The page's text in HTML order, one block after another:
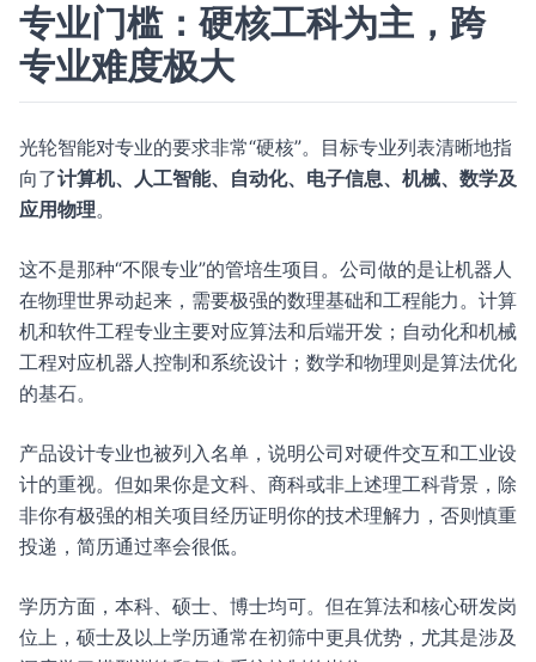
专业门槛：硬核工科为主，跨
专业难度极大
光轮智能对专业的要求非常“硬核”。目标专业列表清晰地指
向了计算机、人工智能、自动化、电子信息、机械、数学及
应用物理。
这不是那种“不限专业”的管培生项目。公司做的是让机器人
在物理世界动起来，需要极强的数理基础和工程能力。计算
机和软件工程专业主要对应算法和后端开发；自动化和机械
工程对应机器人控制和系统设计；数学和物理则是算法优化
的基石。
产品设计专业也被列入名单，说明公司对硬件交互和工业设
计的重视。但如果你是文科、商科或非上述理工科背景，除
非你有极强的相关项目经历证明你的技术理解力，否则慎重
投递，简历通过率会很低。
学历方面，本科、硕士、博士均可。但在算法和核心研发岗
位上，硕士及以上学历通常在初筛中更具优势，尤其是涉及